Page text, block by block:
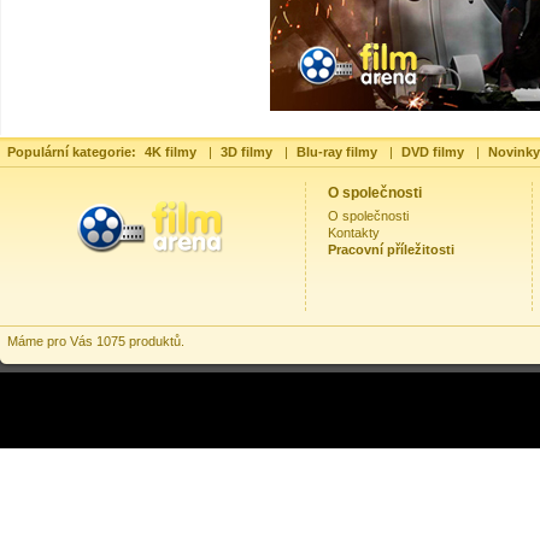
Populární kategorie: 4K filmy | 3D filmy | Blu-ray filmy | DVD filmy |
O společnosti
O společnosti
Kontakty
Pracovní příležitosti
Máme pro Vás 1075 produktů.